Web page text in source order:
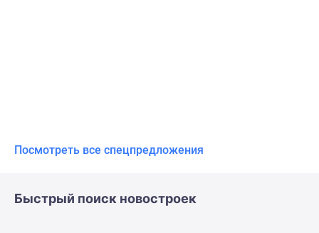
Посмотреть все спецпредложения
Быстрый поиск новостроек